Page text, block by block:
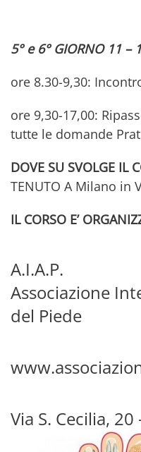
5° e 6° GIORNO 11 –
ore 8.30-9,30:
ore 9,30-17,00:
tutte le domande
DOVE SU SVOLGE IL
TENUTO A Milano in
IL CORSO E’
A.I.A.P.
Associazione
del Piede
Via S. Cecilia,